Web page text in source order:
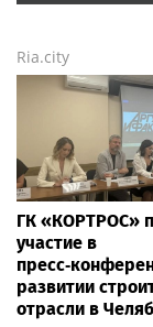
Ria.city
ГК «КОРТРОС»
участие в
развитии
отрасли в